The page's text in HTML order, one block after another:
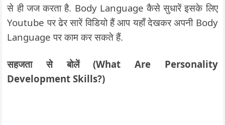
से ही जज करता है. Body Language कैसे सुधारें इसके लिए
Youtube पर ढेर सारें विडियो हैं आप यहाँ देखकर अपनी Body
Language पर काम कर सकते हैं.
सहजता से बोलें (What Are Personality
Development Skills?)